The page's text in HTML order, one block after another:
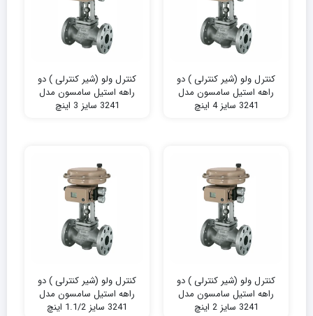
کنترل ولو (شیر کنترلی ) دو
راهه استیل سامسون مدل
3241 سایز 4 اینچ
کنترل ولو (شیر کنترلی ) دو
راهه استیل سامسون مدل
3241 سایز 3 اینچ
کنترل ولو (شیر کنترلی ) دو
راهه استیل سامسون مدل
3241 سایز 2 اینچ
کنترل ولو (شیر کنترلی ) دو
راهه استیل سامسون مدل
3241 سایز 1.1/2 اینچ